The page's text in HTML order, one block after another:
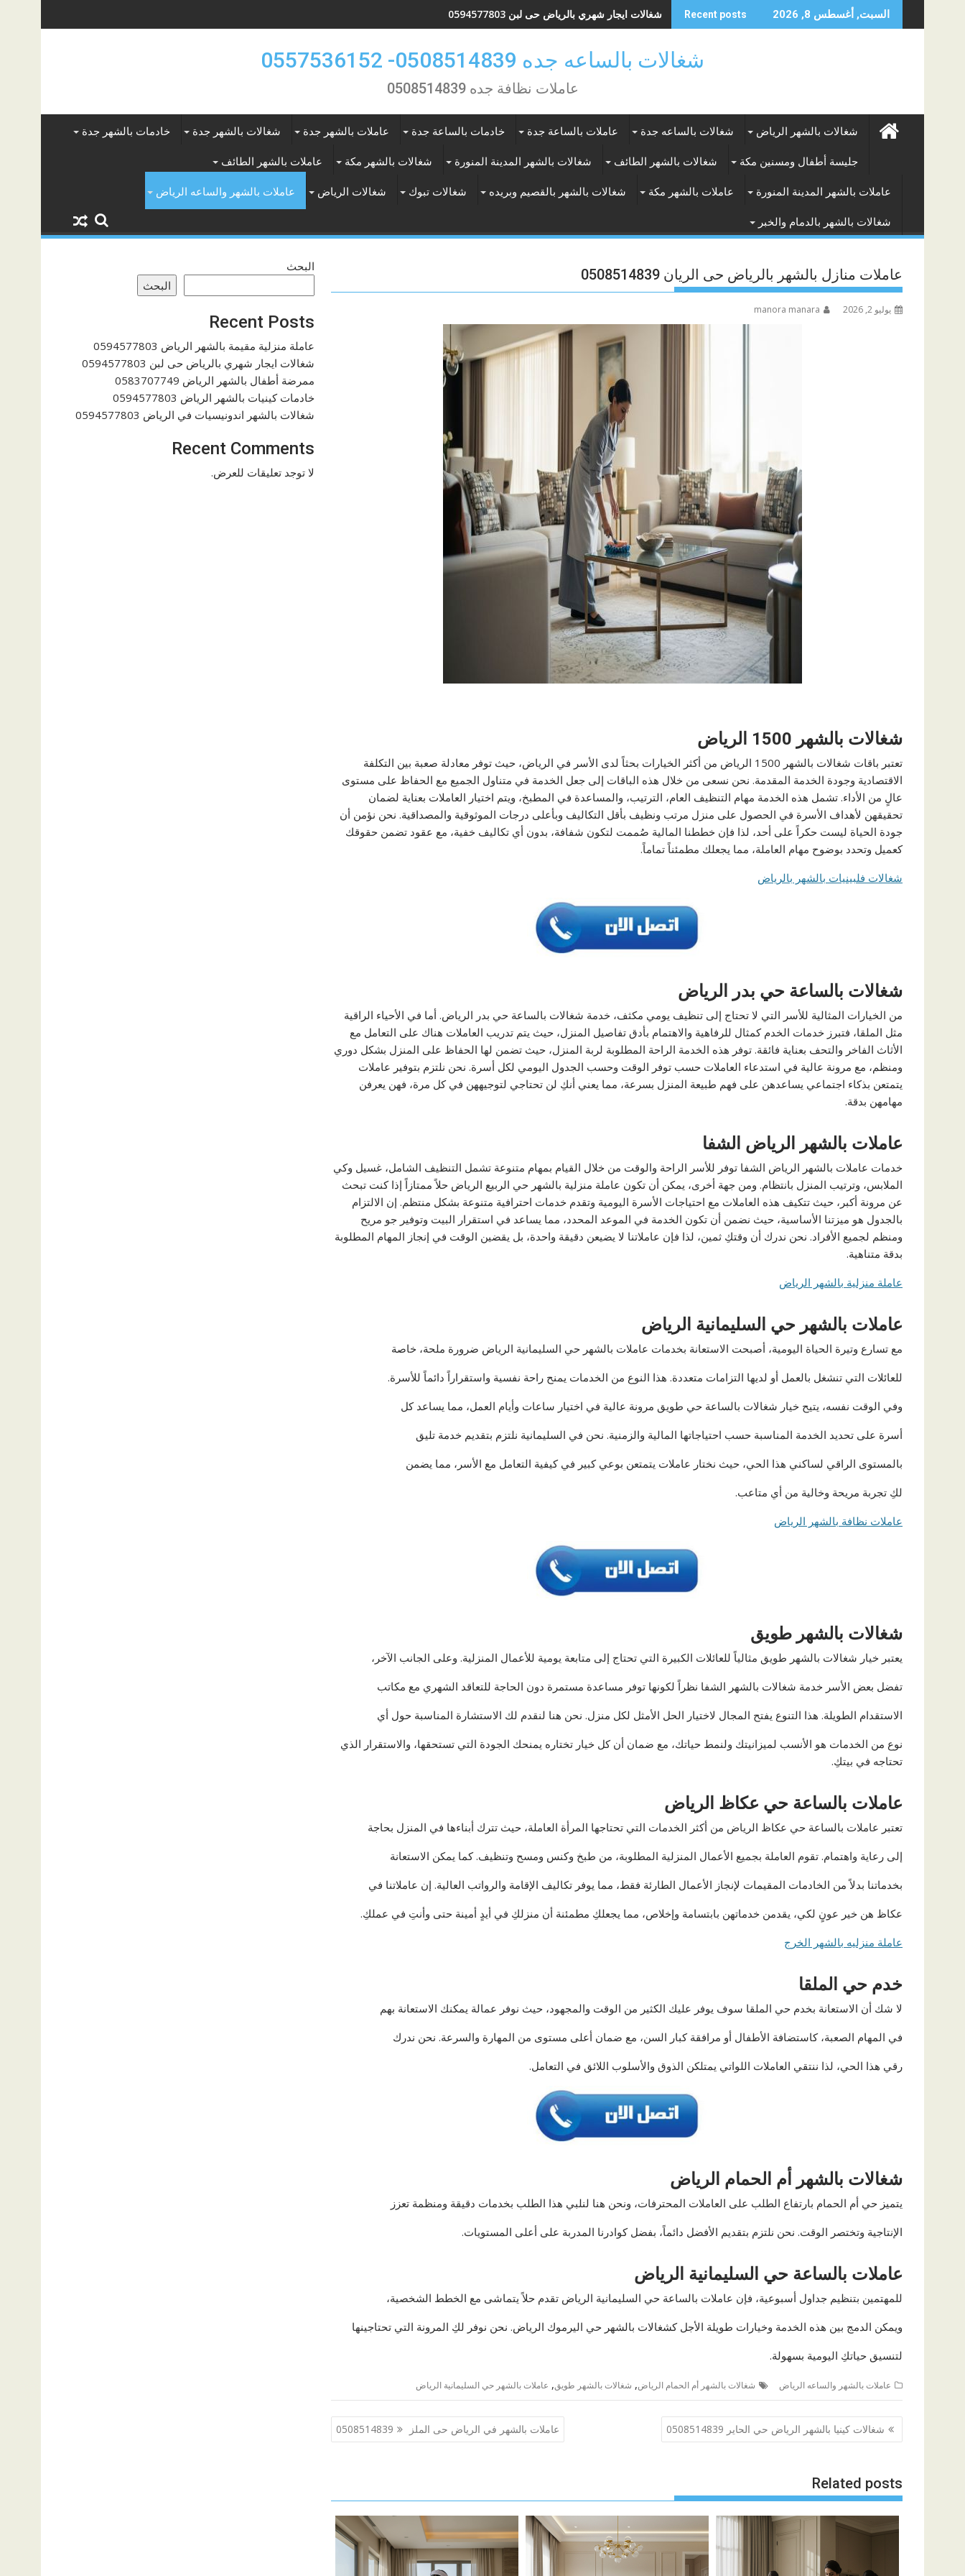
to
السبت, أغسطس 8, 2026 Recent posts شغالات ايجار شهري بالرياض حى لبن 0594577803
شغالات بالساعه جده 0508514839- 0557536152
عاملات نظافة جده 0508514839
شغالات بالشهر الرياض شغالات بالساعه جدة عاملات بالساعة جدة خادمات بالساعة جدة عاملات بالشهر جدة شغالات بالشهر جدة خادمات بالشهر جدة
جليسة أطفال ومسنين مكة شغالات بالشهر الطائف شغالات بالشهر المدينة المنورة شغالات بالشهر مكة عاملات بالشهر الطائف
عاملات بالشهر المدينة المنورة عاملات بالشهر مكة شغالات بالشهر بالقصيم وبريده شغالات تبوك شغالات الرياض عاملات بالشهر والساعه الرياض
شغالات بالشهر بالدمام والخبر
عاملات منازل بالشهر بالرياض حى الريان 0508514839
يوليو 2, 2026 manora manara
شغالات بالشهر 1500 الرياض
تعتبر باقات شغالات بالشهر 1500 الرياض من أكثر الخيارات بحثاً لدى الأسر في الرياض، حيث توفر معادلة صعبة بين التكلفة
الاقتصادية وجودة الخدمة المقدمة. نحن نسعى من خلال هذه الباقات إلى جعل الخدمة في متناول الجميع مع الحفاظ على مستوى
عالٍ من الأداء. تشمل هذه الخدمة مهام التنظيف العام، الترتيب، والمساعدة في المطبخ، ويتم اختيار العاملات بعناية لضمان
تحقيقهن لأهداف الأسرة في الحصول على منزل مرتب ونظيف بأقل التكاليف وبأعلى درجات الموثوقية والمصداقية. نحن نؤمن أن
جودة الحياة ليست حكراً على أحد، لذا فإن خططنا المالية صُممت لتكون شفافة، بدون أي تكاليف خفية، مع عقود تضمن حقوقك
كعميل وتحدد بوضوح مهام العاملة، مما يجعلك مطمئناً تماماً.
شغالات فلبينيات بالشهر بالرياض
شغالات بالساعة حي بدر الرياض
من الخيارات المثالية للأسر التي لا تحتاج إلى تنظيف يومي مكثف، خدمة شغالات بالساعة حي بدر الرياض. أما في الأحياء الراقية
مثل الملقا، فتبرز خدمات الخدم كمثال للرفاهية والاهتمام بأدق تفاصيل المنزل، حيث يتم تدريب العاملات هناك على التعامل مع
الأثاث الفاخر والتحف بعناية فائقة. توفر هذه الخدمة الراحة المطلوبة لربة المنزل، حيث تضمن لها الحفاظ على المنزل بشكل دوري
ومنظم، مع مرونة عالية في استدعاء العاملات حسب توفر الوقت وحسب الجدول اليومي لكل أسرة. نحن نلتزم بتوفير عاملات
يتمتعن بذكاء اجتماعي يساعدهن على فهم طبيعة المنزل بسرعة، مما يعني أنكِ لن تحتاجي لتوجيههن في كل مرة، فهن يعرفن
مهامهن بدقة.
عاملات بالشهر الرياض الشفا
خدمات عاملات بالشهر الرياض الشفا توفر للأسر الراحة والوقت من خلال القيام بمهام متنوعة تشمل التنظيف الشامل، غسيل وكي
الملابس، وترتيب المنزل بانتظام. ومن جهة أخرى، يمكن أن تكون عاملة منزلية بالشهر حي الربيع الرياض حلاً ممتازاً إذا كنت تبحث
عن مرونة أكبر، حيث تتكيف هذه العاملات مع احتياجات الأسرة اليومية وتقدم خدمات احترافية متنوعة بشكل منتظم. إن الالتزام
بالجدول هو ميزتنا الأساسية، حيث نضمن أن تكون الخدمة في الموعد المحدد، مما يساعد في استقرار البيت وتوفير جو مريح
ومنظم لجميع الأفراد. نحن ندرك أن وقتكِ ثمين، لذا فإن عاملاتنا لا يضيعن دقيقة واحدة، بل يقضين الوقت في إنجاز المهام المطلوبة
بدقة متناهية.
عاملة منزلية بالشهر الرياض
عاملات بالشهر حي السليمانية الرياض
مع تسارع وتيرة الحياة اليومية، أصبحت الاستعانة بخدمات عاملات بالشهر حي السليمانية الرياض ضرورة ملحة، خاصة
للعائلات التي تنشغل بالعمل أو لديها التزامات متعددة. هذا النوع من الخدمات يمنح راحة نفسية واستقراراً دائماً للأسرة.
وفي الوقت نفسه، يتيح خيار شغالات بالساعة حي طويق مرونة عالية في اختيار ساعات وأيام العمل، مما يساعد كل
أسرة على تحديد الخدمة المناسبة حسب احتياجاتها المالية والزمنية. نحن في السليمانية نلتزم بتقديم خدمة تليق
بالمستوى الراقي لساكني هذا الحي، حيث نختار عاملات يتمتعن بوعي كبير في كيفية التعامل مع الأسر، مما يضمن
لكِ تجربة مريحة وخالية من أي متاعب.
عاملات نظافة بالشهر الرياض
شغالات بالشهر طويق
يعتبر خيار شغالات بالشهر طويق مثالياً للعائلات الكبيرة التي تحتاج إلى متابعة يومية للأعمال المنزلية. وعلى الجانب الآخر،
تفضل بعض الأسر خدمة شغالات بالشهر الشفا نظراً لكونها توفر مساعدة مستمرة دون الحاجة للتعاقد الشهري مع مكاتب
الاستقدام الطويلة. هذا التنوع يفتح المجال لاختيار الحل الأمثل لكل منزل. نحن هنا لنقدم لك الاستشارة المناسبة حول أي
نوع من الخدمات هو الأنسب لميزانيتك ولنمط حياتك، مع ضمان أن كل خيار تختاره يمنحك الجودة التي تستحقها، والاستقرار الذي
تحتاجه في بيتكِ.
عاملات بالساعة حي عكاظ الرياض
تعتبر عاملات بالساعة حي عكاظ الرياض من أكثر الخدمات التي تحتاجها المرأة العاملة، حيث تترك أبناءها في المنزل بحاجة
إلى رعاية واهتمام. تقوم العاملة بجميع الأعمال المنزلية المطلوبة، من طبخ وكنس ومسح وتنظيف. كما يمكن الاستعانة
بخدماتنا بدلاً من الخادمات المقيمات لإنجاز الأعمال الطارئة فقط، مما يوفر تكاليف الإقامة والرواتب العالية. إن عاملاتنا في
عكاظ هن خير عونٍ لكي، يقدمن خدماتهن بابتسامة وإخلاص، مما يجعلكِ مطمئنة أن منزلكِ في أيدٍ أمينة حتى وأنتِ في عملكِ.
عاملة منزليه بالشهر الخرج
خدم حي الملقا
لا شك أن الاستعانة بخدم حي الملقا سوف يوفر عليك الكثير من الوقت والمجهود، حيث نوفر عمالة يمكنك الاستعانة بهم
في المهام الصعبة، كاستضافة الأطفال أو مرافقة كبار السن، مع ضمان أعلى مستوى من المهارة والسرعة. نحن ندرك
رقي هذا الحي، لذا ننتقي العاملات اللواتي يمتلكن الذوق والأسلوب اللائق في التعامل.
شغالات بالشهر أم الحمام الرياض
يتميز حي أم الحمام بارتفاع الطلب على العاملات المحترفات، ونحن هنا لنلبي هذا الطلب بخدمات دقيقة ومنظمة تعزز
الإنتاجية وتختصر الوقت. نحن نلتزم بتقديم الأفضل دائماً، بفضل كوادرنا المدربة على أعلى المستويات.
عاملات بالساعة حي السليمانية الرياض
للمهتمين بتنظيم جداول أسبوعية، فإن عاملات بالساعة حي السليمانية الرياض تقدم حلاً يتماشى مع الخطط الشخصية،
ويمكن الدمج بين هذه الخدمة وخيارات طويلة الأجل كشغالات بالشهر حي اليرموك الرياض. نحن نوفر لكِ المرونة التي تحتاجينها
لتنسيق حياتكِ اليومية بسهولة.
عاملات بالشهر والساعه الرياض شغالات بالشهر أم الحمام الرياض, شغالات بالشهر طويق, عاملات بالشهر حي السليمانية الرياض
تصفّح
المقالات
شغالات كينيا بالشهر الرياض حي الحاير 0508514839 عاملات بالشهر في الرياض حى الملز 0508514839
Related posts
البحث
البحث
Recent Posts
عاملة منزلية مقيمة بالشهر الرياض 0594577803
شغالات ايجار شهري بالرياض حى لبن 0594577803
ممرضة أطفال بالشهر الرياض 0583707749
خادمات كينيات بالشهر الرياض 0594577803
شغالات بالشهر اندونيسيات في الرياض 0594577803
Recent Comments
لا توجد تعليقات للعرض.